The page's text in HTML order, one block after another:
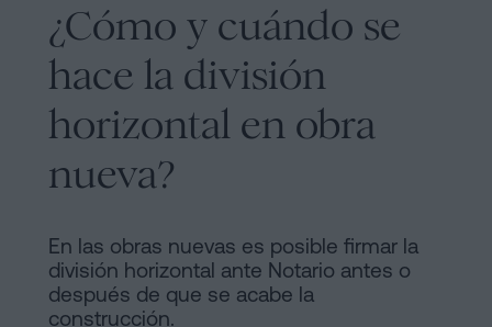
¿Cómo y cuándo se
hace la división
horizontal en obra
nueva?
En las obras nuevas es posible firmar la
división horizontal ante Notario antes o
después de que se acabe la
construcción.